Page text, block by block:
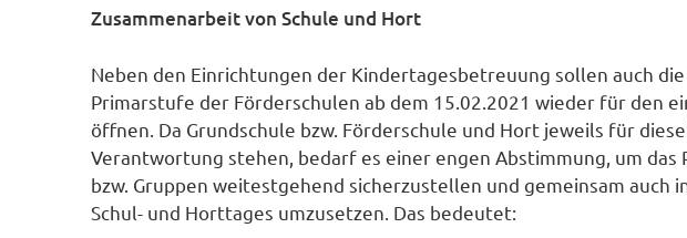
Zusammenarbeit von Schule und Hort
Neben den Einrichtungen der Kindertagesbetreuung sollen auch
Primarstufe der Förderschulen ab dem 15.02.2021 wieder für den
öffnen. Da Grundschule bzw. Förderschule und Hort jeweils für
Verantwortung stehen, bedarf es einer engen Abstimmung, um das
bzw. Gruppen weitestgehend sicherzustellen und gemeinsam auch
Schul- und Horttages umzusetzen. Das bedeutet: